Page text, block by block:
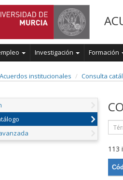
Investigación Formación
Acuerdos institucionales Consulta
113